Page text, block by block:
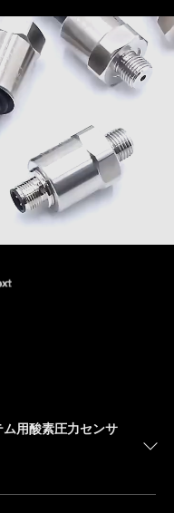
用酸素圧力センサ